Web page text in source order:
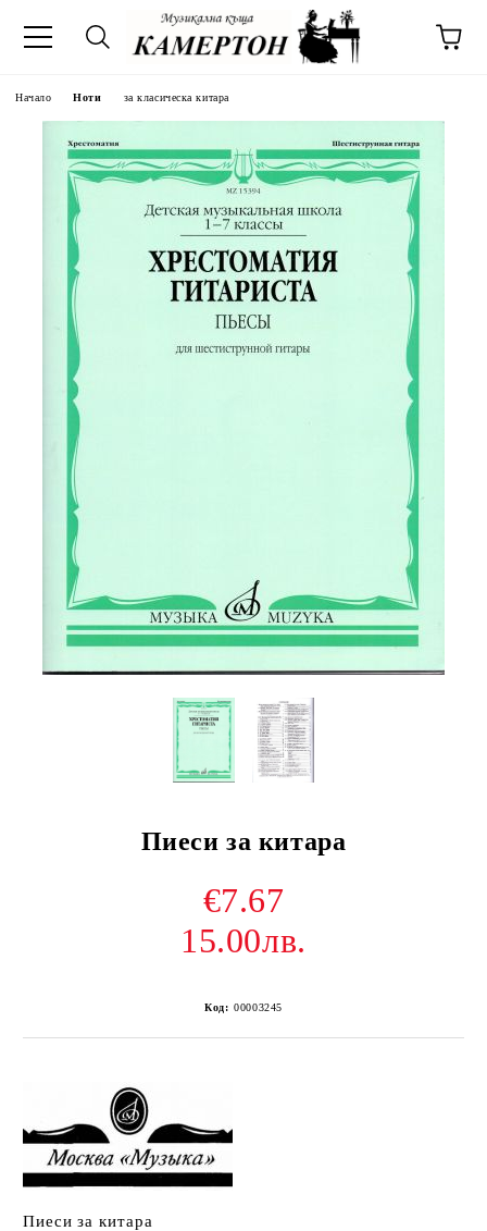
Начало Ноти за класическа китара
Пиеси за китара
€7.67
15.00лв.
Код: 00003245
Пиеси за китара